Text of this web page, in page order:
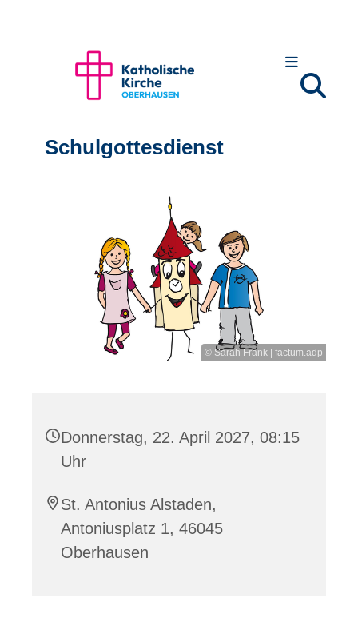
Schulgottesdienst
© Sarah Frank | factum.adp
Donnerstag, 22. April 2027, 08:15
Uhr
St. Antonius Alstaden,
Antoniusplatz 1, 46045
Oberhausen